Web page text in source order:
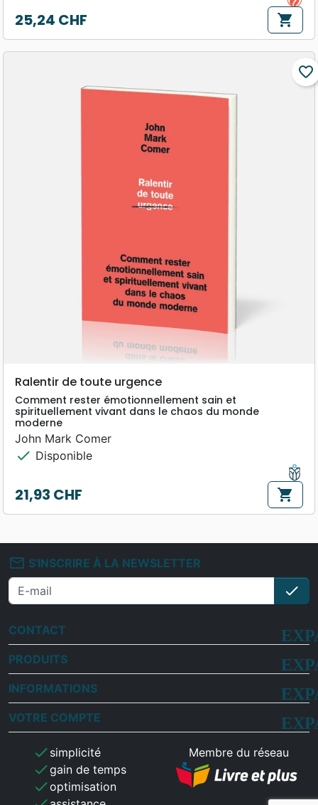
Prix
25,24 CHF shopping_cart
favorite_border
Ralentir de toute urgence
Comment rester émotionnellement sain et
spirituellement vivant dans le chaos du monde
moderne
John Mark Comer
check Disponible
Prix
21,93 CHF shopping_cart
mail_outline S'INSCRIRE À LA NEWSLETTER
check
CONTACT
PRODUITS
INFORMATIONS
VOTRE COMPTE
check simplicité
checkgain de temps
checkoptimisation
Membre du réseau